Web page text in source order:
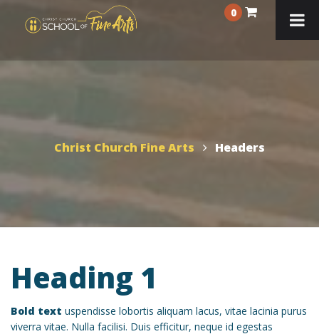
0
Christ Church Fine Arts Headers
Heading 1
Bold text uspendisse lobortis aliquam lacus, vitae lacinia purus
viverra vitae. Nulla facilisi. Duis efficitur, neque id egestas